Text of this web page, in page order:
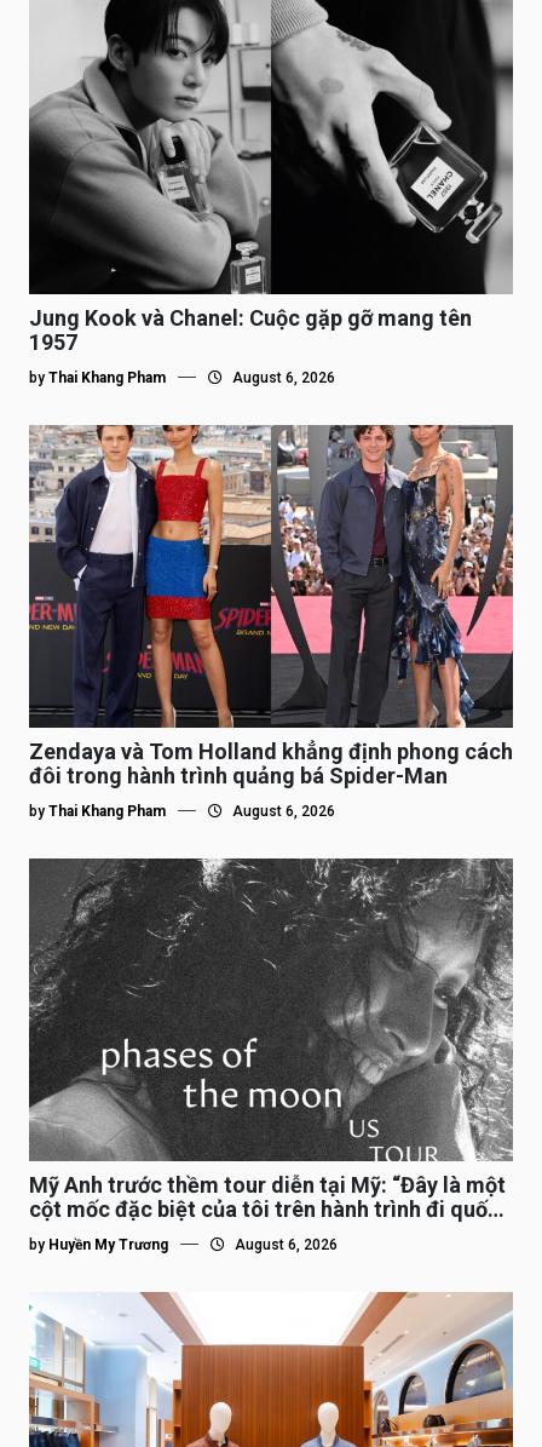
Jung Kook và Chanel: Cuộc gặp gỡ mang tên
1957
by Thai Khang Pham August 6, 2026
Zendaya và Tom Holland khẳng định phong cách
đôi trong hành trình quảng bá Spider-Man
by Thai Khang Pham August 6, 2026
Mỹ Anh trước thềm tour diễn tại Mỹ: “Đây là một
cột mốc đặc biệt của tôi trên hành trình đi quốc
tế”
by Huyền My Trương August 6, 2026